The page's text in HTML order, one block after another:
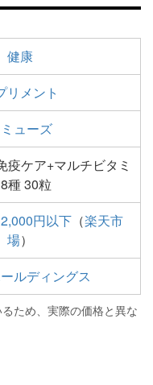
健康
リメント
ューズ
疫ケア+マルチビタミ
種 30粒
円以下（楽天市
場）
ルディングス
ため、実際の価格と異な